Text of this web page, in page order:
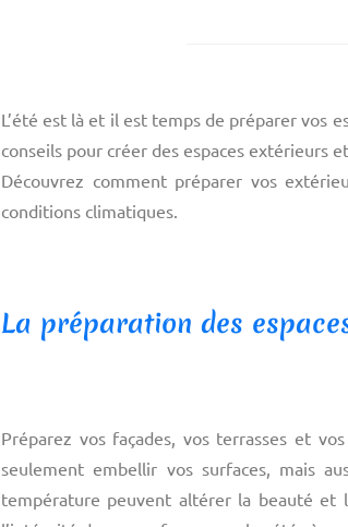
L’été est là et il est temps de préparer vos
conseils pour créer des espaces extérieurs
Découvrez comment préparer vos
conditions climatiques.
La préparation des
Préparez vos façades, vos terrasses et
seulement embellir vos surfaces, mais
température peuvent altérer la beauté et